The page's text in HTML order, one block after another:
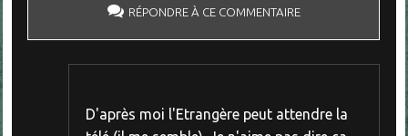
RÉPONDRE À CE COMMENTAIRE
D'après moi l'Etrangère peut attendre la